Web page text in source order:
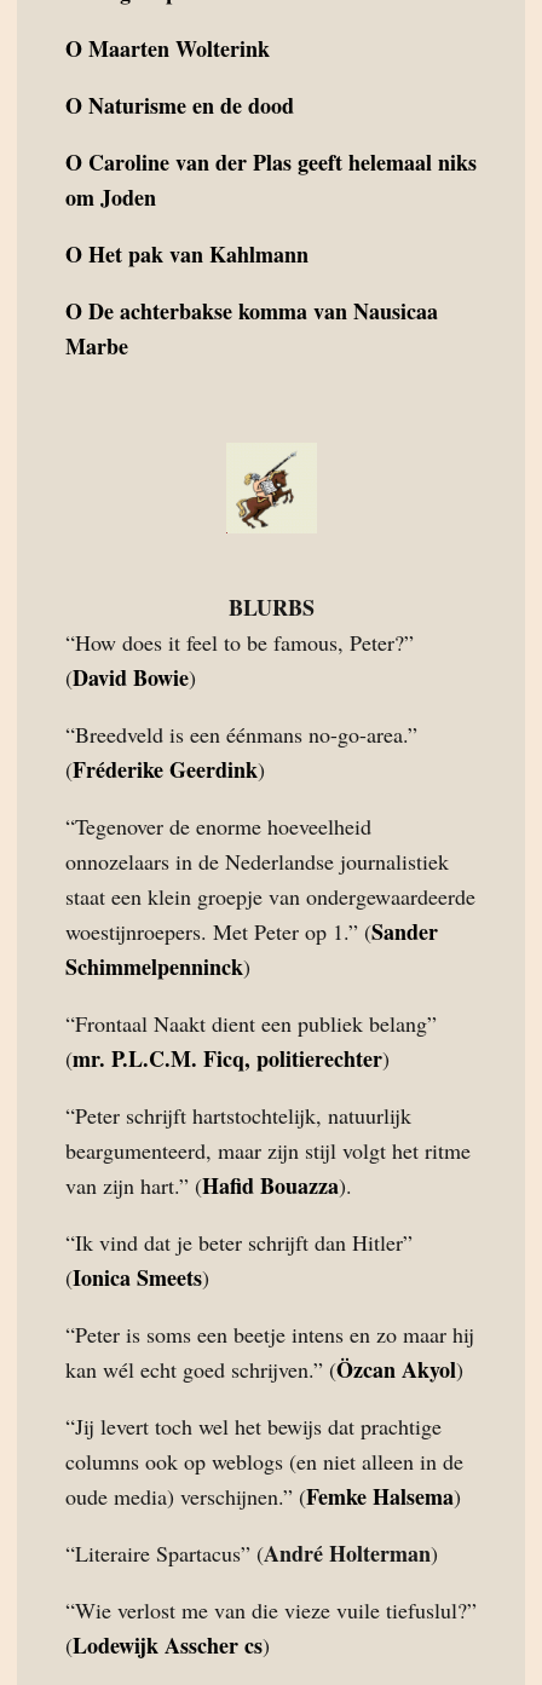
OMaarten Wolterink
ONaturisme en de dood
O Caroline van der Plas geeft helemaal niks
om Joden
OHet pak van Kahlmann
ODe achterbakse komma van Nausicaa
Marbe
BLURBS
“How does it feel to be famous, Peter?”
(David Bowie)
“Breedveld is een éénmans no-go-area.”
(Fréderike Geerdink)
“Tegenover de enorme hoeveelheid
onnozelaars in de Nederlandse journalistiek
staat een klein groepje van ondergewaardeerde
woestijnroepers. Met Peter op 1.” (Sander
Schimmelpenninck)
“Frontaal Naakt dient een publiek belang”
(mr. P.L.C.M. Ficq, politierechter)
“Peter schrijft hartstochtelijk, natuurlijk
beargumenteerd, maar zijn stijl volgt het ritme
van zijn hart.” (Hafid Bouazza).
“Ik vind dat je beter schrijft dan Hitler”
(Ionica Smeets)
“Peter is soms een beetje intens en zo maar hij
kan wél echt goed schrijven.” (Özcan Akyol)
“Jij levert toch wel het bewijs dat prachtige
columns ook op weblogs (en niet alleen in de
oude media) verschijnen.” (Femke Halsema)
“Literaire Spartacus” (André Holterman)
“Wie verlost me van die vieze vuile tiefuslul?”
(Lodewijk Asscher cs)